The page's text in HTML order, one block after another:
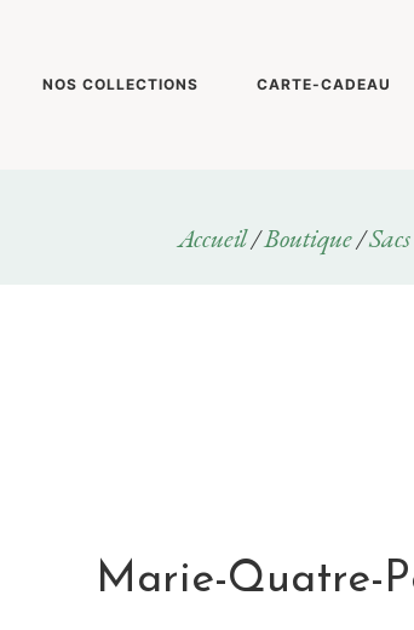
NOS COLLECTIONS CARTE-CADEAU
Accueil/Boutique/
Marie-Quatre-